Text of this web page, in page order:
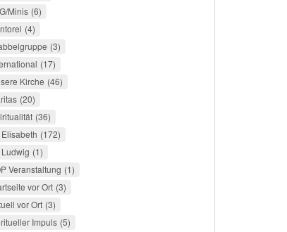
Minis 6
4
3
17
Kirche 46
20
36
Elisabeth 172
Ludwig 1
Veranstaltung 1
vor Ort 3
vor Ort 3
Impuls 5